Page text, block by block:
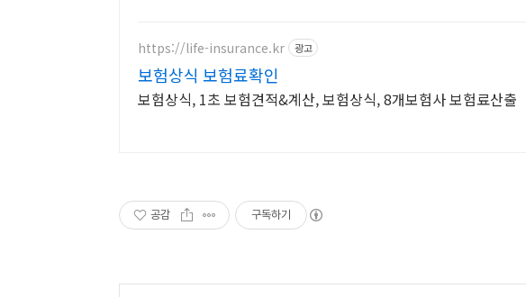
https://life-insurance.kr 광고
보험상식 보험료확인
보험상식, 1초 보험견적&계산, 보험상식, 8개보험사 보험료산출
공감 구독하기